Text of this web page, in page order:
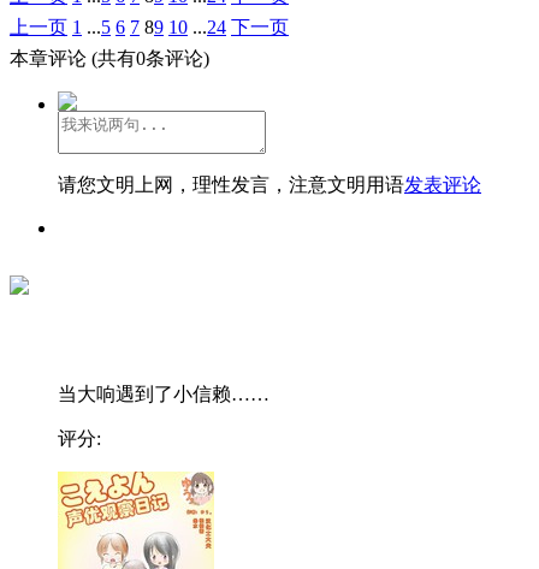
上一页 1 ...5 6 7 89 10 ...24 下一页
本章评论 (共有0条评论)
请您文明上网，理性发言，注意文明用语发表评论
当大响遇到了小信赖……
评分: